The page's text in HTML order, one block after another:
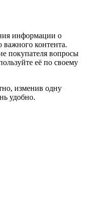
информации о
важного контента.
покупателя вопросы
её по своему
изменив одну
удобно.